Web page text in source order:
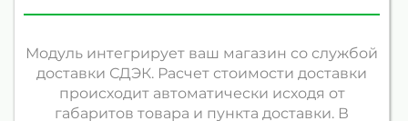
Модуль интегрирует ваш магазин со службой
доставки СДЭК. Расчет стоимости доставки
происходит автоматически исходя от
габаритов товара и пункта доставки. В